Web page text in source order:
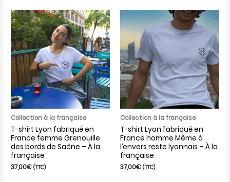
Collection à la française
T-shirt Lyon fabriqué en
France femme Grenouille
des bords de Saône – À la
française
37,00€ (TTC)
Collection à la française
T-shirt Lyon fabriqué en
France homme Même à
l’envers reste lyonnais – À la
française
37,00€ (TTC)